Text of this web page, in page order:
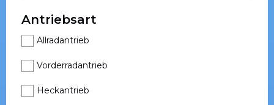
Antriebsart
Allradantrieb
Vorderradantrieb
Heckantrieb